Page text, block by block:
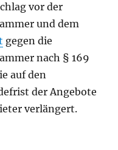
vor der
und dem
gegen die
nach § 169
auf den
der Angebote
verlängert.
für die